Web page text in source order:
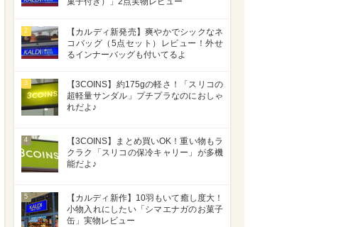
2
【カルディ新発売】爽やかでシックなネ
コバッグ（5点セット）レビュー！外せ
るインナーバッグも付いてるよ
3
【3COINS】約175gの軽さ！「スリコの
超軽量サンダル」プチプラなのにおしゃ
れだよ♪
4
【3COINS】まとめ買いOK！重い物もラ
クラク「スリコの保冷キャリー」が多機
能だよ♪
5
【カルディ新作】10羽もいて癒し度大！
小物入れにしたい「シマエナガのお菓子
缶」実物レビュー